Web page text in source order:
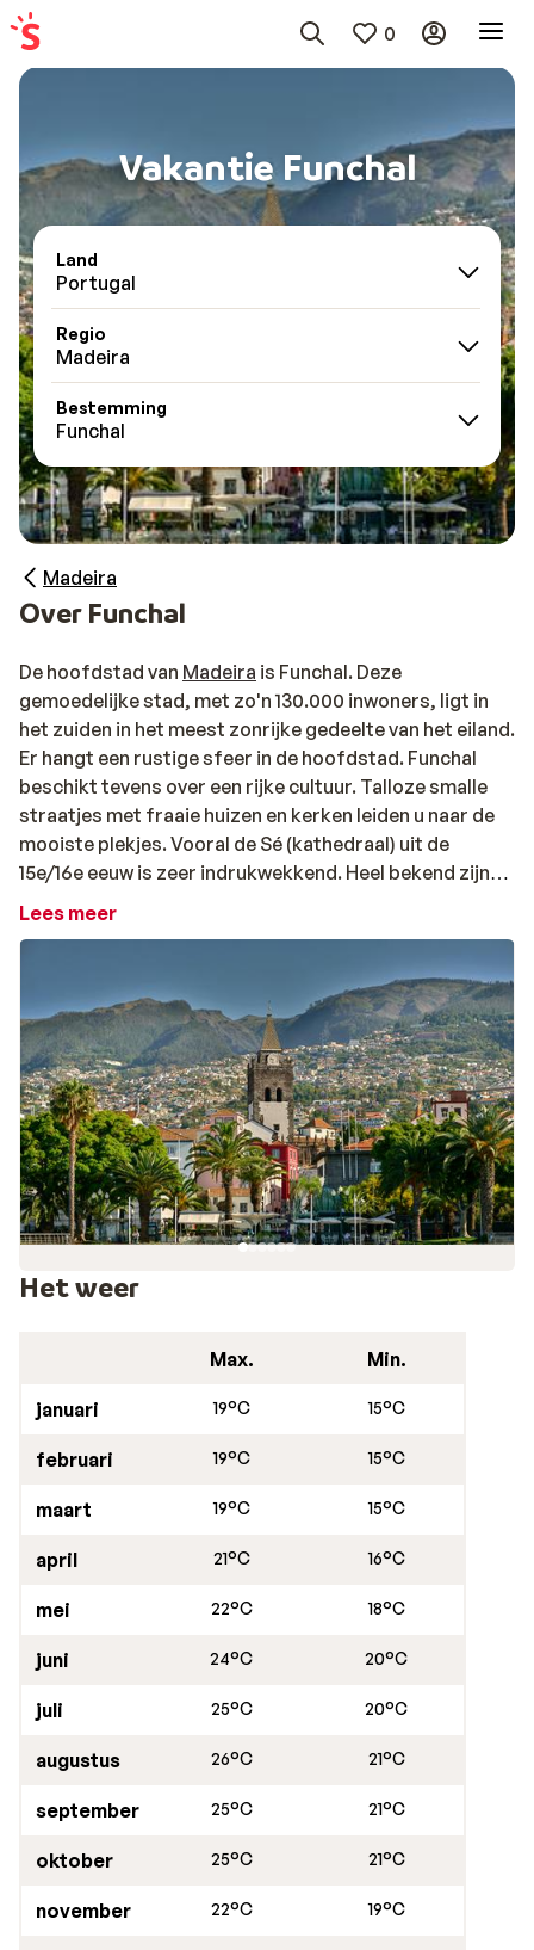
0
Vakantie Funchal
Land
Portugal
Regio
Madeira
Bestemming
Funchal
Madeira
Over Funchal
De hoofdstad van Madeira is Funchal. Deze
gemoedelijke stad, met zo'n 130.000 inwoners, ligt in
het zuiden in het meest zonrijke gedeelte van het eiland.
Er hangt een rustige sfeer in de hoofdstad. Funchal
beschikt tevens over een rijke cultuur. Talloze smalle
straatjes met fraaie huizen en kerken leiden u naar de
mooiste plekjes. Vooral de Sé (kathedraal) uit de
15e/16e eeuw is zeer indrukwekkend. Heel bekend zijn
de markthallen van Funchal, waar de verkopers iedere
museum voor gewijde kunst, gevestigd in het oud
bisschoppelijk paleis. Deze heeft zijn bekendheid te
danken aan de rijke collectie van Vlaamse en Portugese
schilderkunst. De verschillende tuinen en parken van
Funchal zijn niet alleen indrukwekkend vanwege de
diverse bloemen en planten, maar dankzij hun ligging
bieden deze plekjes u ook een prachtig uitzicht op zee.
De kustlijn bij Funchal heeft de laagste klippen van het
eiland, maar dat maakt de omgeving niet minder
spectaculair.
Lees meer
Het weer
Max. Min.
januari 19°C 15°C
februari 19°C 15°C
maart 19°C 15°C
april 21°C 16°C
mei 22°C 18°C
juni 24°C 20°C
juli 25°C 20°C
augustus 26°C 21°C
september 25°C 21°C
oktober 25°C 21°C
november 22°C 19°C